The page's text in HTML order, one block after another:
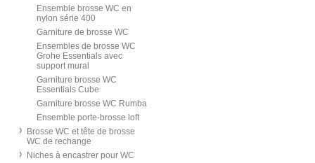
Ensemble brosse WC en
nylon série 400
Garniture de brosse WC
Ensembles de brosse WC
Grohe Essentials avec
support mural
Garniture brosse WC
Essentials Cube
Garniture brosse WC Rumba
Ensemble porte-brosse loft
Brosse WC et tête de brosse
WC de rechange
Niches à encastrer pour WC